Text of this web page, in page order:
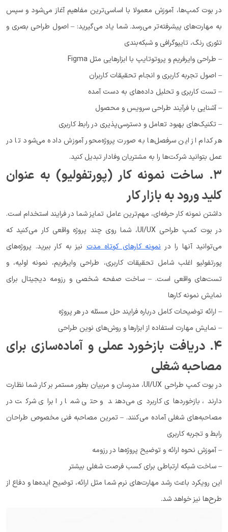
در بوت کمپ‌ها، آموزش معمولا با اساسی‌ترین مفاهیم آغاز می‌شود و سپس
به مهارت‌های پیشرفته‌تر می‌رسد. شما یاد می‌گیرید: – اصول طراحی بصری و
تئوری رنگ، تایپوگرافی و شبکه‌بندی
– طراحی وایرفریم و پروتوتایپ با ابزارهایی مثل Figma
– اصول تجربه کاربری و انجام تحقیقات کاربران
– تست کاربری و تحلیل داده‌های به دست آمده
– آشنایی با فرآیند طراحی سرویس و محصول
– تکنیک‌های بهبود تعامل و دسترسی‌پذیری در رابط کاربری
هر کدام از این سرفصل‌ها به صورت پروژه‌محور آموزش داده می‌شود تا در
عمل بتوانید شرکت‌ها را به مشتریان وفادار تبدیل کنید.
۳. ساخت نمونه کار (پورتفولیو) به عنوان
کلید ورود به بازار کار
داشتن نمونه کار حرفه‌ای، مهم‌ترین عامل تمایز شما در فرایند استخدام است.
در بوت کمپ طراحی UI/UX، شما روی چند پروژه واقعی کار می‌کنید که
می‌توانید آنها را در نمونه کارهای کوتاه مدتنیز به کار ببرید. پروژه‌های
پورتفولیو اغلب شامل تحقیقات کاربری، طراحی وایرفریم، نمونه اولیه، و
تست‌های واقعی است. – ساخت صفحه شخصی و رزومه دیجیتال برای
نمایش نمونه کارها
– ارائه توضیحات کامل درباره فرایند حل مسئله در هر پروژه
– نمایش مهارت استفاده از ابزارها و روش‌های نوین طراحی
۴. دریافت بازخورد عملی و آماده‌سازی برای
مصاحبه شغلی
در بوت کمپ طراحی UI/UX، مدرسان و مربیان بطور مستمر بر کار شما نظارت
دارند، بازخوردهای کاربردی می‌دهند و حتی شما را برای شرکت در
مصاحبه‌های شغلی آماده می‌کنند. – تمرین مصاحبه فنی مخصوص طراحان
رابط و تجربه کاربری
– آموزش نحوه ارائه و توضیح پروژه‌ها در رزومه
– ساخت شبکه ارتباطی برای کسب فرصت شغلی بیشتر
این رویکرد باعث رشد مهارت‌های نرم شما مثل ارائه، توضیح ایده‌ها و دفاع از
طرح‌ها نیز خواهد شد.